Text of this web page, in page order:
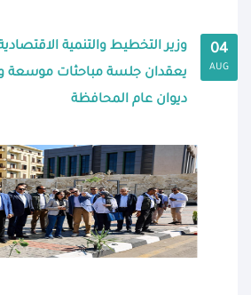
04
AUG
وزير التخطيط والتنمية
يعقدان جلسة مباحثات موسعة
ديوان عام المحافظة